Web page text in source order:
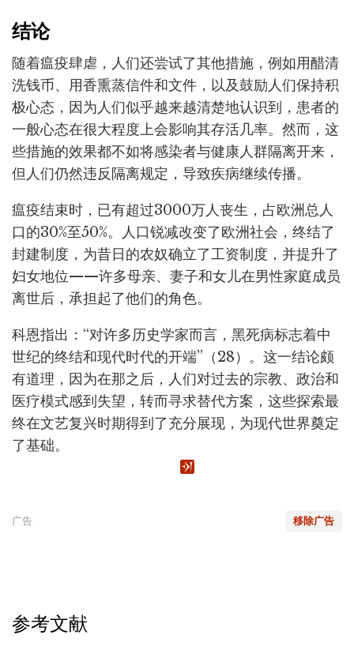
结论
随着瘟疫肆虐，人们还尝试了其他措施，例如用醋清
洗钱币、用香熏蒸信件和文件，以及鼓励人们保持积
极心态，因为人们似乎越来越清楚地认识到，患者的
一般心态在很大程度上会影响其存活几率。然而，这
些措施的效果都不如将感染者与健康人群隔离开来，
但人们仍然违反隔离规定，导致疾病继续传播。
瘟疫结束时，已有超过3000万人丧生，占欧洲总人
口的30%至50%。人口锐减改变了欧洲社会，终结了
封建制度，为昔日的农奴确立了工资制度，并提升了
妇女地位——许多母亲、妻子和女儿在男性家庭成员
离世后，承担起了他们的角色。
科恩指出：“对许多历史学家而言，黑死病标志着中
世纪的终结和现代时代的开端”（28）。这一结论颇
有道理，因为在那之后，人们对过去的宗教、政治和
医疗模式感到失望，转而寻求替代方案，这些探索最
终在文艺复兴时期得到了充分展现，为现代世界奠定
了基础。
移除广告
广告
参考文献